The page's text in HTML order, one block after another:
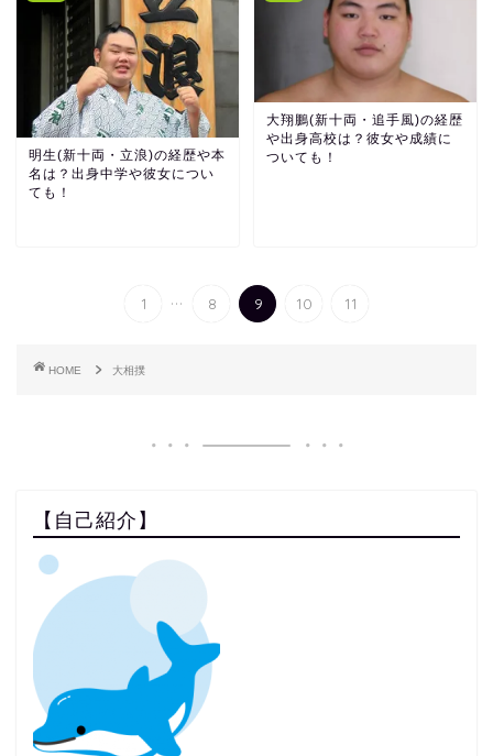
明生(新十両・立浪)の経歴や本
名は？出身中学や彼女につい
ても！
大翔鵬(新十両・追手風)の経歴
や出身高校は？彼女や成績に
ついても！
1 ... 8 9 10 11
HOME 大相撲
【自己紹介】